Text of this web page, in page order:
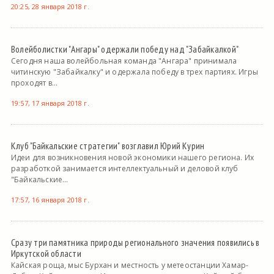
20:25, 28 января 2018 г.
Волейболистки "Ангары" одержали победу над "Забайкалкой"
Сегодня наша волейбольная команда "Ангара" принимала
читинскую "Забайкалку" и одержала победу в трех партиях. Игры
проходят в...
19:57, 17 января 2018 г.
Клуб "Байкальские стратегии" возглавил Юрий Курин
Идеи для возникновения новой экономики нашего региона. Их
разработкой занимается интеллектуальный и деловой клуб
"Байкальские...
17:57, 16 января 2018 г.
Сразу три памятника природы регионального значения появились в
Иркутской области
Кайская роща, мыс Бурхан и местность у метеостанции Хамар-